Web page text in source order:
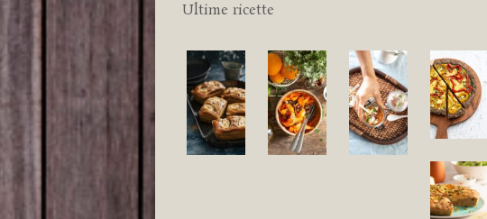
Ultime ricette